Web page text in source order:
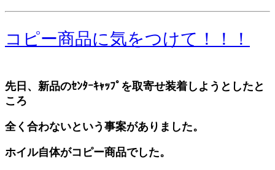
コピー商品に気をつけて！！！
先日、新品のｾﾝﾀｰｷｬｯﾌﾟを取寄せ装着しようとしたと
ころ
全く合わないという事案がありました。
ホイル自体がコピー商品でした。